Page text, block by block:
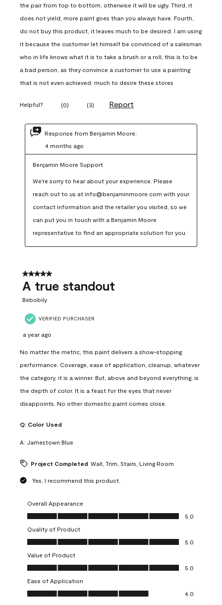
the pair from top to bottom, otherwise it will be ugly. Third, it
does not yield, more paint goes than you always have. Fourth,
do not buy this product, it leaves much to be desired. I am using
it because the customer let himself be convinced of a salesman
who in life knows what it is to take a brush or a roll, this is to be
a bad person, as they convince a customer to use a painting
that is not even achieved. much to desire these stores
Helpful? (0) (3) Report
Response from Benjamin Moore:
4 months ago
Benjamin Moore Support
We're sorry to hear about your experience. Please
reach out to us at info@benjaminmoore.com with your
contact information and the retailer you visited, so we
can put you in touch with a Benjamin Moore
representative to find an appropriate solution for you.
5 out of 5 stars.
A true standout
Bebobily
VERIFIED PURCHASER
a year ago
No matter the metric, this paint delivers a show-stopping
performance. Coverage, ease of application, cleanup, whatever
the category, it is a winner. But, above and beyond everything, is
the depth of color. It is a feast for the eyes that never
disappoints. No other domestic paint comes close.
Q: Color Used
A: Jamestown Blue
Project Completed Wall, Trim, Stairs, Living Room
Yes, I recommend this product.
Overall Appearance
Overall Appearance, 5.0 out of 5
5.0
Quality of Product
Quality of Product, 5.0 out of 5
5.0
Value of Product
Value of Product, 5.0 out of 5
5.0
Ease of Application
Ease of Application, 4.0 out of 5
4.0